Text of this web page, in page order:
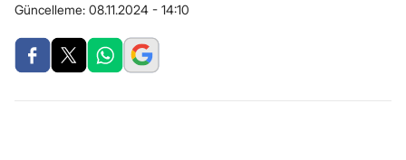
Güncelleme: 08.11.2024 - 14:10